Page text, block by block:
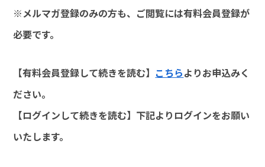
※メルマガ登録のみの方も、ご閲覧には有料会員登録が
必要です。
【有料会員登録して続きを読む】 こちらよりお申込みく
ださい。
【ログインして続きを読む】下記よりログインをお願い
いたします。